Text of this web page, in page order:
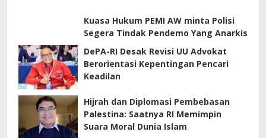
Kuasa Hukum PEMI AW minta Polisi
Segera Tindak Pendemo Yang Anarkis
DePA-RI Desak Revisi UU Advokat
Berorientasi Kepentingan Pencari
Keadilan
Hijrah dan Diplomasi Pembebasan
Palestina: Saatnya RI Memimpin
Suara Moral Dunia Islam